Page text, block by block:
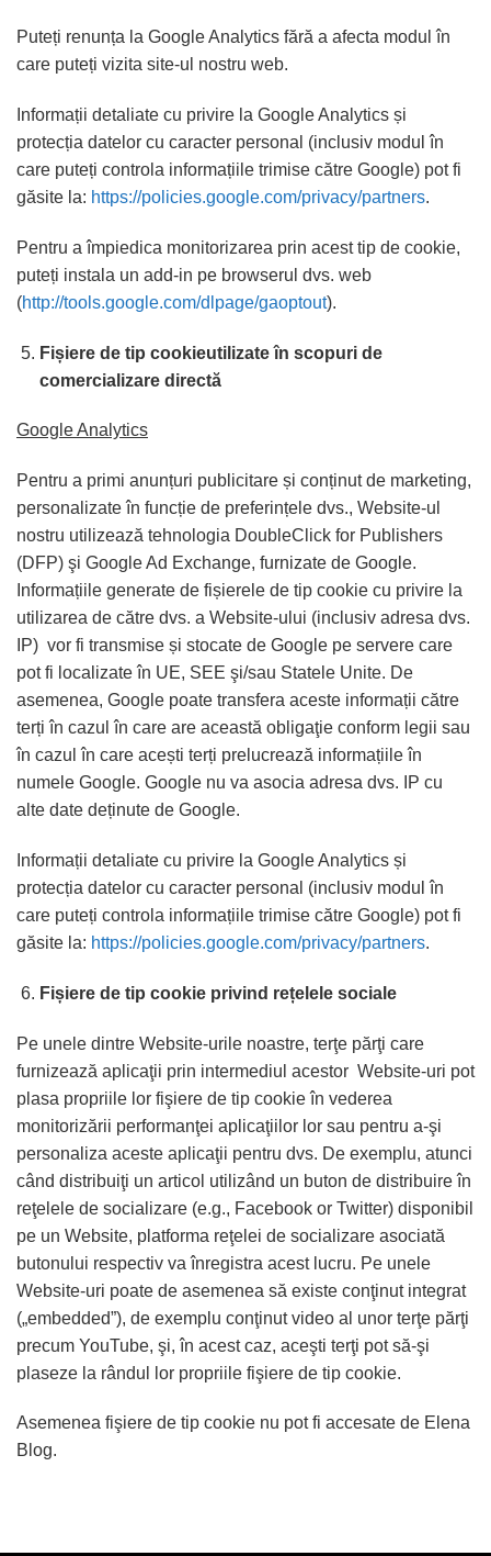
Puteți renunța la Google Analytics fără a afecta modul în
care puteți vizita site-ul nostru web.
Informații detaliate cu privire la Google Analytics și
protecția datelor cu caracter personal (inclusiv modul în
care puteți controla informațiile trimise către Google) pot fi
găsite la: https://policies.google.com/privacy/partners.
Pentru a împiedica monitorizarea prin acest tip de cookie,
puteți instala un add-in pe browserul dvs. web
(http://tools.google.com/dlpage/gaoptout).
Fișiere de tip cookieutilizate în scopuri de
comercializare directă
Google Analytics
Pentru a primi anunțuri publicitare și conținut de marketing,
personalizate în funcție de preferințele dvs., Website-ul
nostru utilizează tehnologia DoubleClick for Publishers
(DFP) şi Google Ad Exchange, furnizate de Google.
Informațiile generate de fișierele de tip cookie cu privire la
utilizarea de către dvs. a Website-ului (inclusiv adresa dvs.
IP) vor fi transmise și stocate de Google pe servere care
pot fi localizate în UE, SEE şi/sau Statele Unite. De
asemenea, Google poate transfera aceste informații către
terți în cazul în care are această obligaţie conform legii sau
în cazul în care acești terți prelucrează informațiile în
numele Google. Google nu va asocia adresa dvs. IP cu
alte date deținute de Google.
Informații detaliate cu privire la Google Analytics și
protecția datelor cu caracter personal (inclusiv modul în
care puteți controla informațiile trimise către Google) pot fi
găsite la: https://policies.google.com/privacy/partners.
Fișiere de tip cookie privind rețelele sociale
Pe unele dintre Website-urile noastre, terţe părţi care
furnizează aplicaţii prin intermediul acestor Website-uri pot
plasa propriile lor fişiere de tip cookie în vederea
monitorizării performanţei aplicaţiilor lor sau pentru a-şi
personaliza aceste aplicaţii pentru dvs. De exemplu, atunci
când distribuiţi un articol utilizând un buton de distribuire în
reţelele de socializare (e.g., Facebook or Twitter) disponibil
pe un Website, platforma reţelei de socializare asociată
butonului respectiv va înregistra acest lucru. Pe unele
Website-uri poate de asemenea să existe conţinut integrat
(„embedded”), de exemplu conţinut video al unor terţe părţi
precum YouTube, şi, în acest caz, aceşti terţi pot să-şi
plaseze la rândul lor propriile fişiere de tip cookie.
Asemenea fişiere de tip cookie nu pot fi accesate de Elena
Blog.